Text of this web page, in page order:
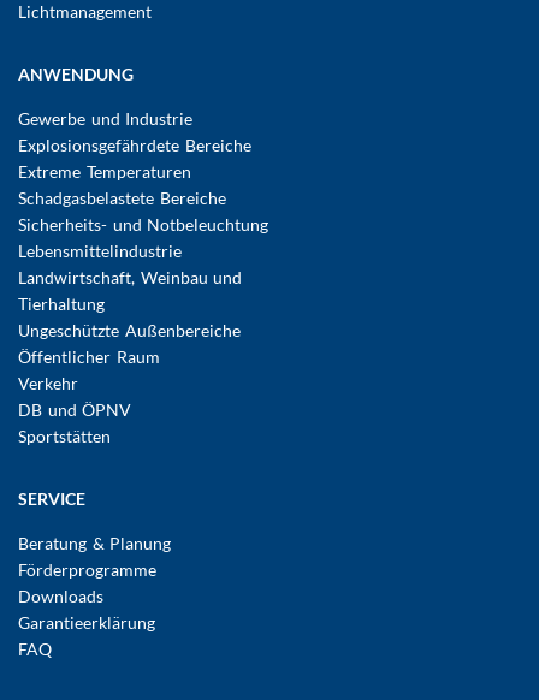
Lichtmanagement
ANWENDUNG
Gewerbe und Industrie
Explosionsgefährdete Bereiche
Extreme Temperaturen
Schadgasbelastete Bereiche
Sicherheits- und Notbeleuchtung
Lebensmittelindustrie
Landwirtschaft, Weinbau und
Tierhaltung
Ungeschützte Außenbereiche
Öffentlicher Raum
Verkehr
DB und ÖPNV
Sportstätten
SERVICE
Beratung & Planung
Förderprogramme
Downloads
Garantieerklärung
FAQ